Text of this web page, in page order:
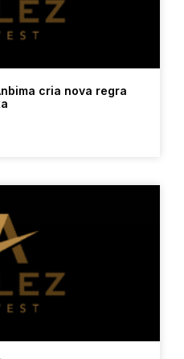
cria nova regra